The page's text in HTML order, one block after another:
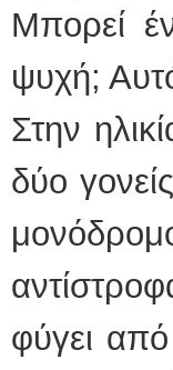
Μπορεί
ψυχή;
Στην
δύο
φύγει